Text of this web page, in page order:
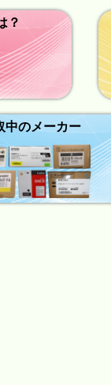
？
中のメーカー